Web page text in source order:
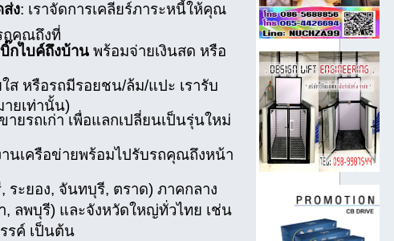
ง: เราจัดการเคลียร์ภาระหนี้ให้คุณ
ถคุณถึงที่
กไบค์ถึงบ้านพร้อมจ่ายเงินสด หรือ
ส หรือรถมีรอยชน/ล้ม/แปะ เรารับ
ยเท่านั้น)
ายรถเก่า เพื่อแลกเปลี่ยนเป็นรุ่นใหม่
านเครือข่ายพร้อมไปรับรถคุณถึงหน้า
ระยอง, จันทบุรี, ตราด) ภาคกลาง
ลพบุรี) และจังหวัดใหญ่ทั่วไทย เช่น
รค์ เป็นต้น